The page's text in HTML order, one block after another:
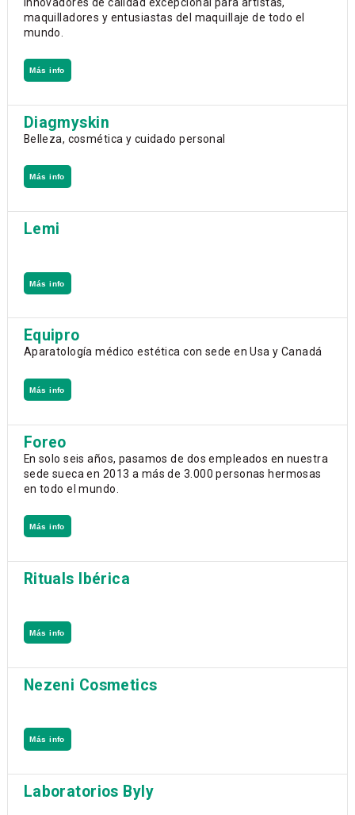
maquilladores y entusiastas del maquillaje de todo el
mundo.
Más info
Diagmyskin
Belleza, cosmética y cuidado personal
Más info
Lemi
Más info
Equipro
Aparatología médico estética con sede en Usa y Canadá
Más info
Foreo
En solo seis años, pasamos de dos empleados en nuestra
sede sueca en 2013 a más de 3.000 personas hermosas
en todo el mundo.
Más info
Rituals Ibérica
Más info
Nezeni Cosmetics
Más info
Laboratorios Byly